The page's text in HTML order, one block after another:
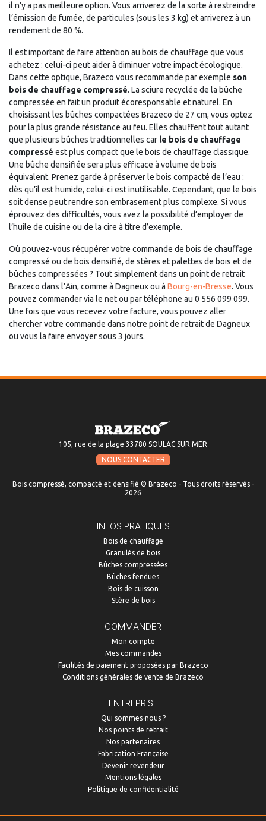
il n’y a pas meilleure option. Vous arriverez de la sorte à restreindre
l’émission de fumée, de particules (sous les 3 kg) et arriverez à un
rendement de 80 %.
Il est important de faire attention au bois de chauffage que vous
achetez : celui-ci peut aider à diminuer votre impact écologique.
Dans cette optique, Brazeco vous recommande par exemple son
bois de chauffage compressé. La sciure recyclée de la bûche
compressée en fait un produit écoresponsable et naturel. En
choisissant les bûches compactées Brazeco de 27 cm, vous optez
pour la plus grande résistance au feu. Elles chauffent tout autant
que plusieurs bûches traditionnelles car le bois de chauffage
compressé est plus compact que le bois de chauffage classique.
Une bûche densifiée sera plus efficace à volume de bois
équivalent. Prenez garde à préserver le bois compacté de l’eau :
dès qu’il est humide, celui-ci est inutilisable. Cependant, que le bois
soit dense peut rendre son embrasement plus complexe. Si vous
éprouvez des difficultés, vous avez la possibilité d’employer de
l’huile de cuisine ou de la cire à titre d’exemple.
Où pouvez-vous récupérer votre commande de bois de chauffage
compressé ou de bois densifié, de stères et palettes de bois et de
bûches compressées ? Tout simplement dans un point de retrait
Brazeco dans l’Ain, comme à Dagneux ou à Bourg-en-Bresse. Vous
pouvez commander via le net ou par téléphone au 0 556 099 099.
Une fois que vous recevez votre facture, vous pouvez aller
chercher votre commande dans notre point de retrait de Dagneux
ou vous la faire envoyer sous 3 jours.
105, rue de la plage 33780 SOULAC SUR MER
NOUS CONTACTER
Bois compressé, compacté et densifié © Brazeco - Tous droits réservés -
2026
INFOS PRATIQUES
Bois de chauffage
Granulés de bois
Bûches compressées
Bûches fendues
Bois de cuisson
Stère de bois
COMMANDER
Mon compte
Mes commandes
Facilités de paiement proposées par Brazeco
Conditions générales de vente de Brazeco
ENTREPRISE
Qui sommes-nous ?
Nos points de retrait
Nos partenaires
Fabrication Française
Devenir revendeur
Mentions légales
Politique de confidentialité